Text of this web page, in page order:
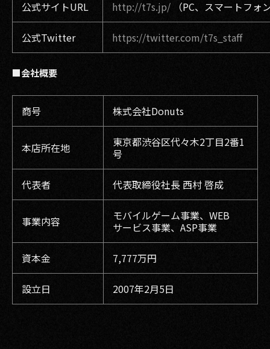
公式サイトURL http://t7s.jp/ （PC、スマートフォ
公式Twitter https://twitter.com/t7s_staff
■会社概要
商号 株式会社Donuts
本店所在地
東京都渋谷区代々木2丁目2番1
号
代表者 代表取締役社長 西村 啓成
事業内容
モバイルゲーム事業、WEB
サービス事業、ASP事業
資本金 7,777万円
設立日 2007年2月5日